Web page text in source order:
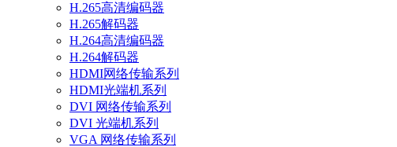
H.265高清编码器
H.265解码器
H.264高清编码器
H.264解码器
HDMI网络传输系列
HDMI光端机系列
DVI 网络传输系列
DVI 光端机系列
VGA 网络传输系列